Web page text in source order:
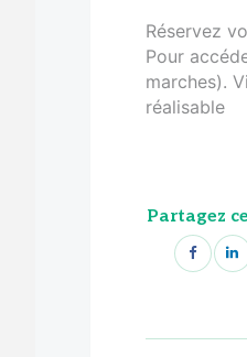
Réservez
Pour
marches).
réalisable
Partagez